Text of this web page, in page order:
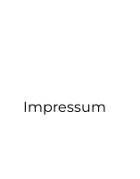
Impressum